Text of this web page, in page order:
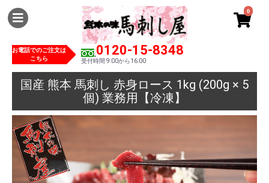
お電話でのご注文は
こちら
0120-15-8348
受付時間 9:00から16:00
0
国産 熊本 馬刺し 赤身ロース 1kg (200g × 5
個) 業務用【冷凍】